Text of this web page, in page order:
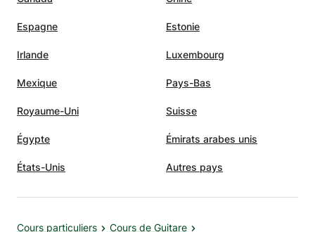
Production Musicale *Composition *Arrangement
Espagne Estonie
Irlande Luxembourg
Mexique Pays-Bas
Royaume-Uni Suisse
Égypte Émirats arabes unis
États-Unis Autres pays
Cours particuliers
Cours de Guitare